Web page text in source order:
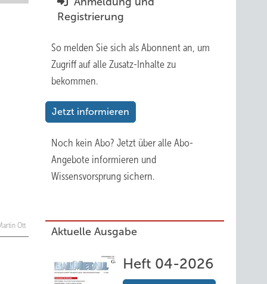
Ott
Registrierung
So melden Sie sich als Abonnent an, um
Zugriff auf alle Zusatz-Inhalte zu
bekommen.
Jetzt informieren
Noch kein Abo? Jetzt über alle Abo-
Angebote informieren und
Wissensvorsprung sichern.
Aktuelle Ausgabe
Heft 04-2026